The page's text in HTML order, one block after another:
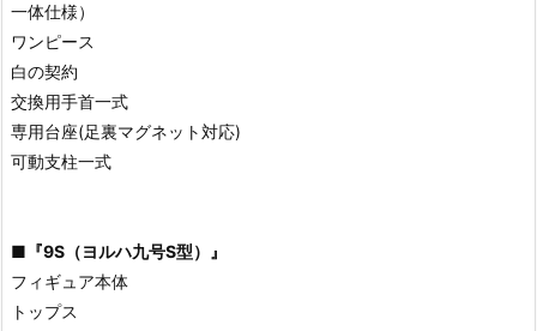
一体仕様）
ワンピース
白の契約
交換用手首一式
専用台座(足裏マグネット対応)
可動支柱一式
■ 『9S（ヨルハ九号S型）』
フィギュア本体
トップス